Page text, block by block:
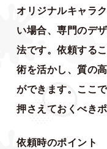
オリジナルキャラ
い場合、専門のデ
法です。依頼する
術を活かし、質の
ができます。ここ
押さえておくべき
依頼時のポイント